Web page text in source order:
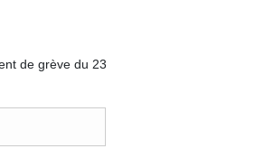
de grève du 23